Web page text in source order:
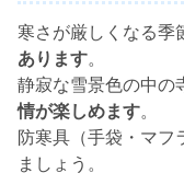
寒さが厳しくなる季
あります。
静寂な雪景色の中の
情が楽しめます。
防寒具（手袋・マフ
ましょう。